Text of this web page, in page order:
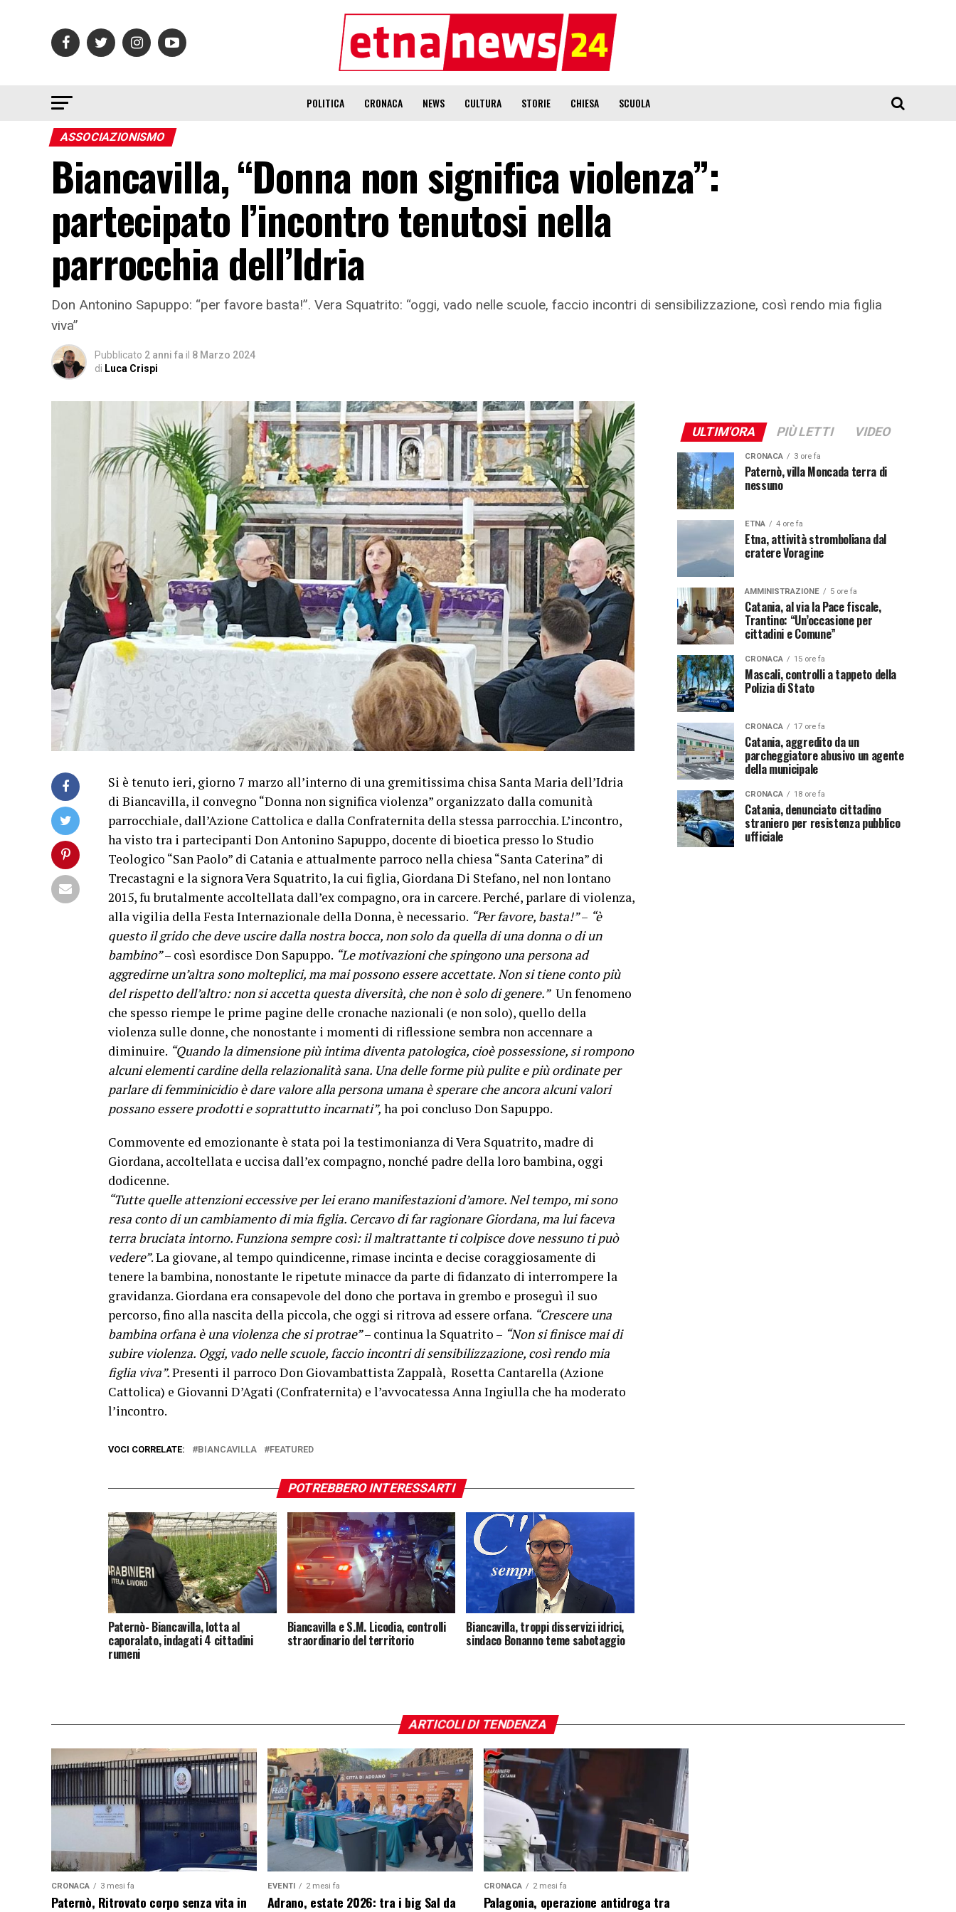
POLITICA CRONACA NEWS CULTURA STORIE CHIESA SCUOLA
ASSOCIAZIONISMO
Biancavilla, “Donna non significa violenza”:
partecipato l’incontro tenutosi nella
parrocchia dell’Idria
Don Antonino Sapuppo: “per favore basta!”. Vera Squatrito: “oggi, vado nelle scuole, faccio incontri di sensibilizzazione, così rendo mia figlia
viva”
Pubblicato 2 anni fa il 8 Marzo 2024
di Luca Crispi
Si è tenuto ieri, giorno 7 marzo all’interno di una gremitissima chisa Santa Maria dell’Idria
di Biancavilla, il convegno “Donna non significa violenza” organizzato dalla comunità
parrocchiale, dall’Azione Cattolica e dalla Confraternita della stessa parrocchia. L’incontro,
ha visto tra i partecipanti Don Antonino Sapuppo, docente di bioetica presso lo Studio
Teologico “San Paolo” di Catania e attualmente parroco nella chiesa “Santa Caterina” di
Trecastagni e la signora Vera Squatrito, la cui figlia, Giordana Di Stefano, nel non lontano
2015, fu brutalmente accoltellata dall’ex compagno, ora in carcere. Perché, parlare di violenza,
alla vigilia della Festa Internazionale della Donna, è necessario. “Per favore, basta!”– “è
questo il grido che deve uscire dalla nostra bocca, non solo da quella di una donna o di un
bambino”– così esordisce Don Sapuppo. “Le motivazioni che spingono una persona ad
aggredirne un’altra sono molteplici, ma mai possono essere accettate. Non si tiene conto più
del rispetto dell’altro: non si accetta questa diversità, che non è solo di genere.”Un fenomeno
che spesso riempe le prime pagine delle cronache nazionali (e non solo), quello della
violenza sulle donne, che nonostante i momenti di riflessione sembra non accennare a
diminuire. “Quando la dimensione più intima diventa patologica, cioè possessione, si rompono
alcuni elementi cardine della relazionalità sana. Una delle forme più pulite e più ordinate per
parlare di femminicidio è dare valore alla persona umana è sperare che ancora alcuni valori
possano essere prodotti e soprattutto incarnati”, ha poi concluso Don Sapuppo.
Commovente ed emozionante è stata poi la testimonianza di Vera Squatrito, madre di
Giordana, accoltellata e uccisa dall’ex compagno, nonché padre della loro bambina, oggi
dodicenne.
“Tutte quelle attenzioni eccessive per lei erano manifestazioni d’amore. Nel tempo, mi sono
resa conto di un cambiamento di mia figlia. Cercavo di far ragionare Giordana, ma lui faceva
terra bruciata intorno. Funziona sempre così: il maltrattante ti colpisce dove nessuno ti può
vedere”. La giovane, al tempo quindicenne, rimase incinta e decise coraggiosamente di
tenere la bambina, nonostante le ripetute minacce da parte di fidanzato di interrompere la
gravidanza. Giordana era consapevole del dono che portava in grembo e proseguì il suo
percorso, fino alla nascita della piccola, che oggi si ritrova ad essere orfana. “Crescere una
bambina orfana è una violenza che si protrae”– continua la Squatrito – “Non si finisce mai di
subire violenza. Oggi, vado nelle scuole, faccio incontri di sensibilizzazione, così rendo mia
figlia viva”.Presenti il parroco Don Giovambattista Zappalà, Rosetta Cantarella (Azione
Cattolica) e Giovanni D’Agati (Confraternita) e l’avvocatessa Anna Ingiulla che ha moderato
l’incontro.
VOCI CORRELATE: BIANCAVILLA FEATURED
POTREBBERO INTERESSARTI
Paternò- Biancavilla, lotta al
caporalato, indagati 4 cittadini
rumeni
Biancavilla e S.M. Licodia, controlli
straordinario del territorio
Biancavilla, troppi disservizi idrici,
sindaco Bonanno teme sabotaggio
ULTIM'ORA PIÙ LETTI VIDEO
CRONACA 3 ore fa
Paternò, villa Moncada terra di
nessuno
ETNA 4 ore fa
Etna, attività stromboliana dal
cratere Voragine
AMMINISTRAZIONE 5 ore fa
Catania, al via la Pace fiscale,
Trantino: “Un’occasione per
cittadini e Comune”
CRONACA 15 ore fa
Mascali, controlli a tappeto della
Polizia di Stato
CRONACA 17 ore fa
Catania, aggredito da un
parcheggiatore abusivo un agente
della municipale
CRONACA 18 ore fa
Catania, denunciato cittadino
straniero per resistenza pubblico
ufficiale
ARTICOLI DI TENDENZA
CRONACA 3 mesi fa
Paternò, Ritrovato corpo senza vita in
EVENTI 2 mesi fa
Adrano, estate 2026: tra i big Sal da
CRONACA 2 mesi fa
Palagonia, operazione antidroga tra